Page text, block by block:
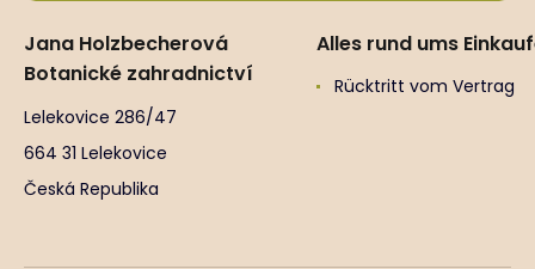
Jana Holzbecherová
Botanické zahradnictví
Lelekovice 286/47
664 31 Lelekovice
Česká Republika
Alles rund ums
Rücktritt vom Vertrag